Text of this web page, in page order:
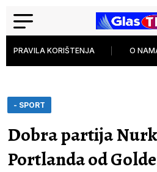
PRAVILA KORIŠTENJA O
- SPORT
Dobra partija
Portlanda od